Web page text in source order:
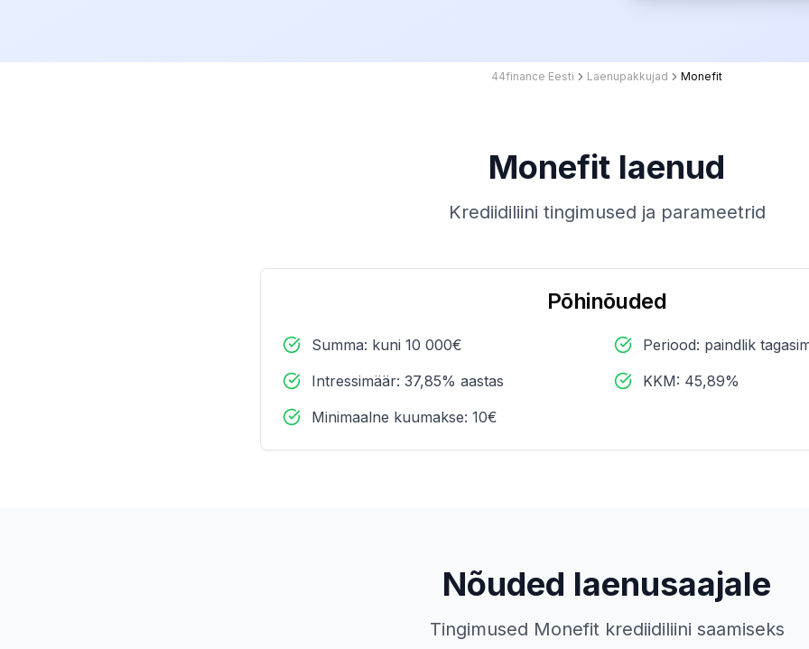
44finance Eesti Laenupakkujad Monefit
Monefit laenud
Krediidiliini tingimused ja parameetrid
Põhinõuded
Summa: kuni 10 000€
Periood: paindlik
Intressimäär: 37,85% aastas
KKM: 45,89%
Minimaalne kuumakse: 10€
Nõuded laenusaajale
Tingimused Monefit krediidiliini saamiseks